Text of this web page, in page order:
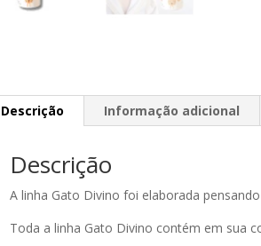
Descrição Informação adicional
Descrição
A linha Gato Divino foi elaborada
Toda a linha Gato Divino contém em sua